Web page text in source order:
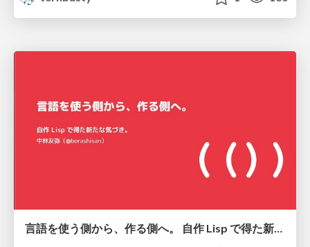
言語を使う側から、作る側へ。 自作 Lisp で得た新たな気づき。